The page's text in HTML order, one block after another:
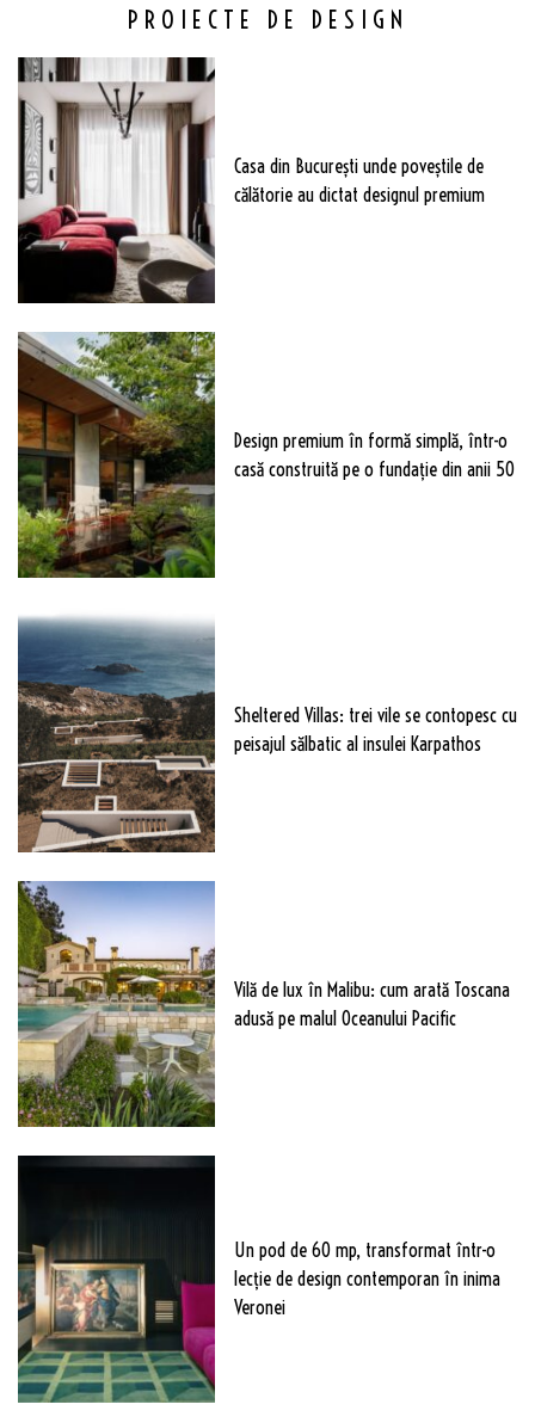
PROIECTE DE DESIGN
Casa din București unde poveștile de
călătorie au dictat designul premium
Design premium în formă simplă, într-o
casă construită pe o fundație din anii 50
Sheltered Villas: trei vile se contopesc cu
peisajul sălbatic al insulei Karpathos
Vilă de lux în Malibu: cum arată Toscana
adusă pe malul Oceanului Pacific
Un pod de 60 mp, transformat într-o
lecție de design contemporan în inima
Veronei